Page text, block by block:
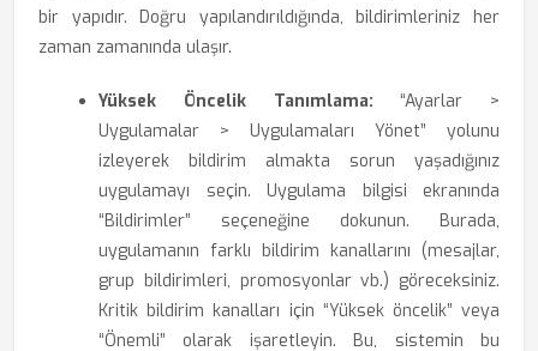
bir yapıdır. Doğru yapılandırıldığında, bildirimleriniz her
zaman zamanında ulaşır.
Yüksek Öncelik Tanımlama: “Ayarlar >
Uygulamalar > Uygulamaları Yönet” yolunu
izleyerek bildirim almakta sorun yaşadığınız
uygulamayı seçin. Uygulama bilgisi ekranında
“Bildirimler” seçeneğine dokunun. Burada,
uygulamanın farklı bildirim kanallarını (mesajlar,
grup bildirimleri, promosyonlar vb.) göreceksiniz.
Kritik bildirim kanalları için “Yüksek öncelik” veya
“Önemli” olarak işaretleyin. Bu, sistemin bu